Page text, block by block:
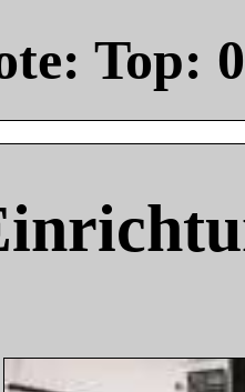
Top: 0